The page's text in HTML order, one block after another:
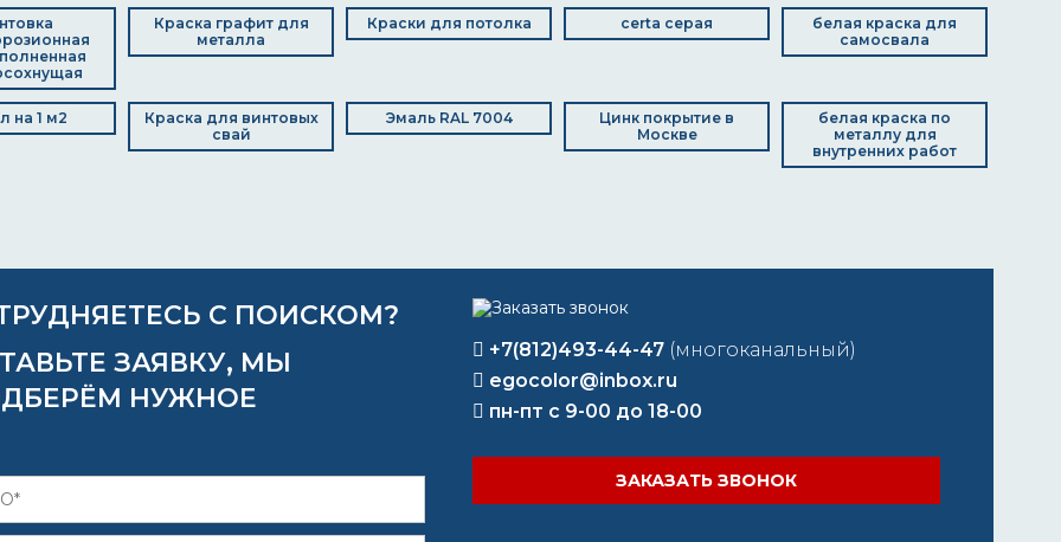
Краска графит для
металла
Краски для потолка certa серая
белая краска для
самосвала
на 1 м2
Краска для винтовых
свай
Эмаль RAL 7004
Цинк покрытие в
Москве
белая краска по
металлу для
внутренних работ
С ПОИСКОМ?
ЗАЯВКУ, МЫ
НУЖНОЕ
+7(812)493-44-47 (многоканальный)
egocolor@inbox.ru
пн-пт с 9-00 до 18-00
ЗАКАЗАТЬ ЗВОНОК